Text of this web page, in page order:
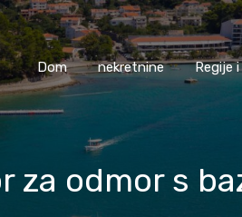
Dom nekretnine
Dom nekretnine Regije
za odmor s